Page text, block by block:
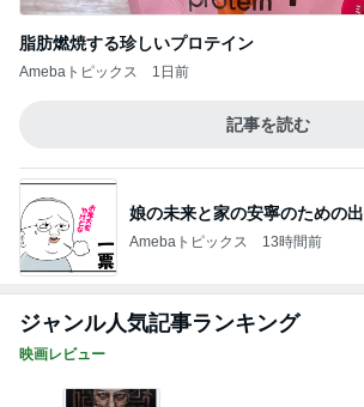
Amebaトピックス 1日前
Amebaトピックス 1日前
沢山のお土産とご機嫌での帰宅
Amebaトピックス 2日前